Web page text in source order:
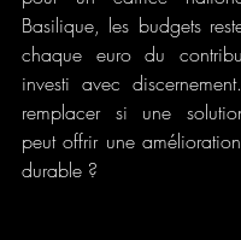
Basilique, les budgets
chaque euro du
investi avec
remplacer si une
peut offrir une
durable ?